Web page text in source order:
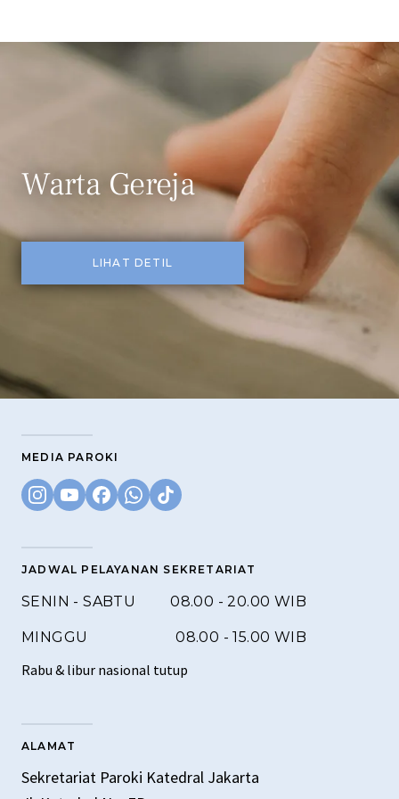
Warta Gereja
LIHAT DETIL
MEDIA PAROKI
JADWAL PELAYANAN SEKRETARIAT
SENIN - SABTU 08.00 - 20.00 WIB
MINGGU 08.00 - 15.00 WIB
Rabu & libur nasional tutup
ALAMAT
Sekretariat Paroki Katedral Jakarta